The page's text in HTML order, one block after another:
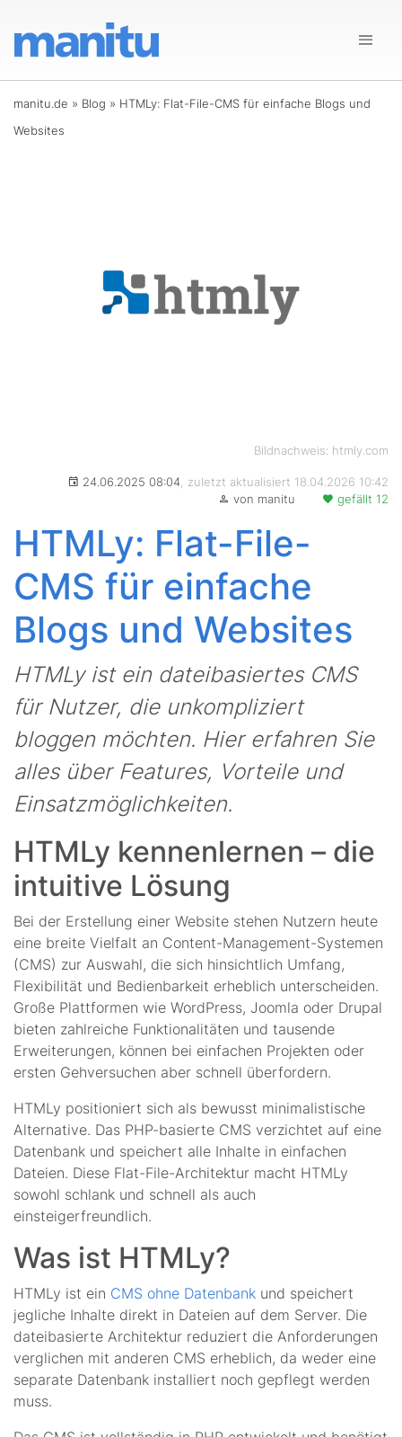
manitu.de » Blog » HTMLy: Flat-File-CMS für einfache Blogs und
Websites
Bildnachweis: htmly.com
24.06.2025 08:04 , zuletzt aktualisiert 18.04.2026 10:42
von manitu
gefällt 12
HTMLy: Flat-File-
CMS für einfache
Blogs und Websites
HTMLy ist ein dateibasiertes CMS
für Nutzer, die unkompliziert
bloggen möchten. Hier erfahren Sie
alles über Features, Vorteile und
Einsatzmöglichkeiten.
HTMLy kennenlernen – die
intuitive Lösung
Bei der Erstellung einer Website stehen Nutzern heute
eine breite Vielfalt an Content-Management-Systemen
(CMS) zur Auswahl, die sich hinsichtlich Umfang,
Flexibilität und Bedienbarkeit erheblich unterscheiden.
Große Plattformen wie WordPress, Joomla oder Drupal
bieten zahlreiche Funktionalitäten und tausende
Erweiterungen, können bei einfachen Projekten oder
ersten Gehversuchen aber schnell überfordern.
HTMLy positioniert sich als bewusst minimalistische
Alternative. Das PHP-basierte CMS verzichtet auf eine
Datenbank und speichert alle Inhalte in einfachen
Dateien. Diese Flat-File-Architektur macht HTMLy
sowohl schlank und schnell als auch
einsteigerfreundlich.
Was ist HTMLy?
HTMLy ist ein CMS ohne Datenbank und speichert
jegliche Inhalte direkt in Dateien auf dem Server. Die
dateibasierte Architektur reduziert die Anforderungen
verglichen mit anderen CMS erheblich, da weder eine
separate Datenbank installiert noch gepflegt werden
muss.